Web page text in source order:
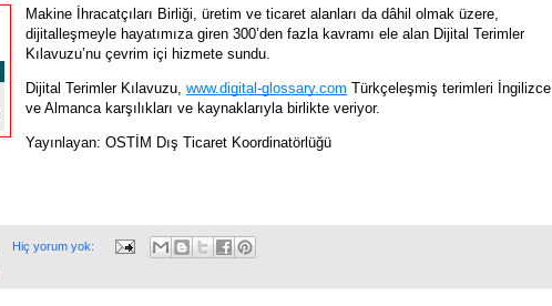
Makine İhracatçıları Birliği, üretim ve ticaret alanları da dâhil olmak üzere,
dijitalleşmeyle hayatımıza giren 300’den fazla kavramı ele alan Dijital Terimler
Kılavuzu’nu çevrim içi hizmete sundu.
Dijital Terimler Kılavuzu, www.digital-glossary.com Türkçeleşmiş terimleri İngilizce
ve Almanca karşılıkları ve kaynaklarıyla birlikte veriyor.
Yayınlayan: OSTİM Dış Ticaret Koordinatörlüğü
Hiç yorum yok: